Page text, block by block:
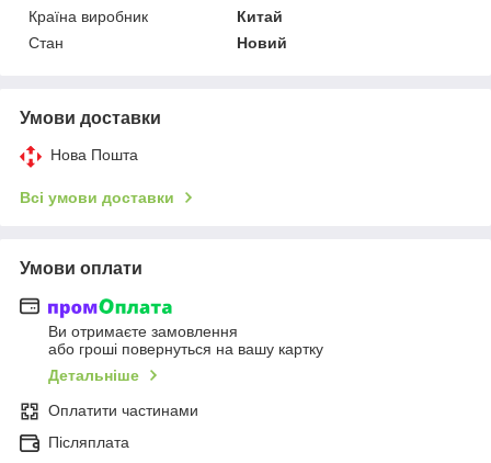
Країна виробник
Китай
Стан
Новий
Умови доставки
Нова Пошта
Всі умови доставки
Умови оплати
Ви отримаєте замовлення
або гроші повернуться на вашу картку
Детальніше
Оплатити частинами
Післяплата